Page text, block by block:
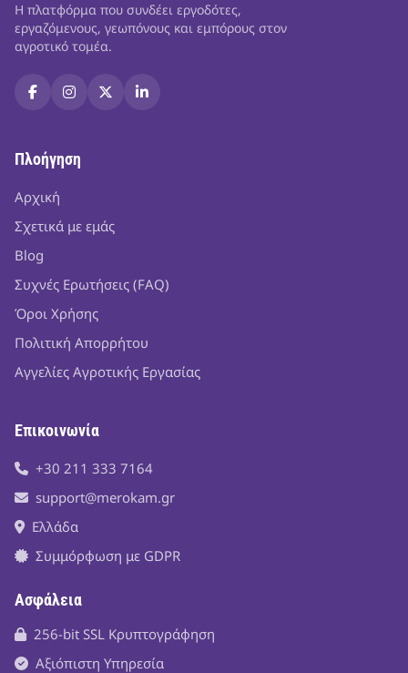
Η πλατφόρμα που συνδέει εργοδότες,
εργαζόμενους, γεωπόνους και εμπόρους στον
αγροτικό τομέα.
Πλοήγηση
Αρχική
Σχετικά με εμάς
Blog
Συχνές Ερωτήσεις (FAQ)
Όροι Χρήσης
Πολιτική Απορρήτου
Αγγελίες Αγροτικής Εργασίας
Επικοινωνία
+30 211 333 7164
support@merokam.gr
Ελλάδα
Συμμόρφωση με GDPR
Ασφάλεια
256-bit SSL Κρυπτογράφηση
Αξιόπιστη Υπηρεσία